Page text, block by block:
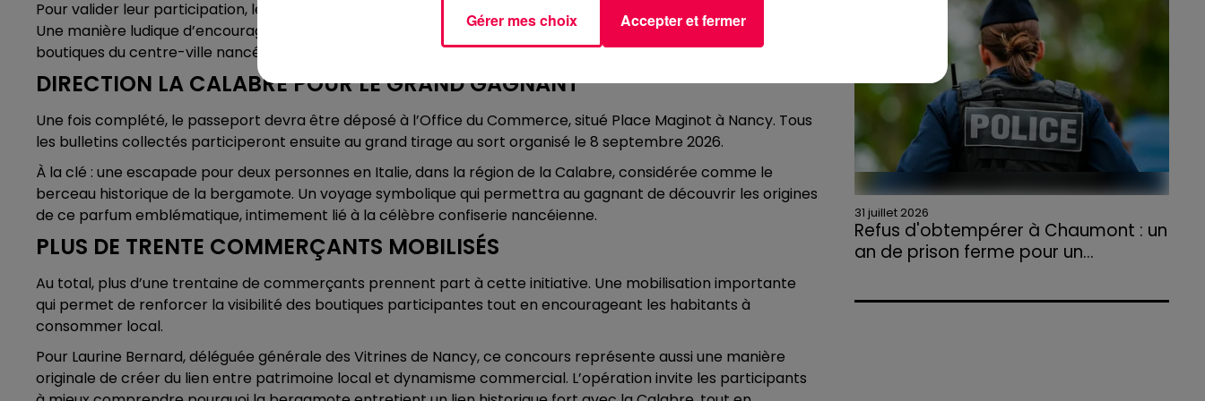
Pour valider leur participation, les joueurs devront réunir 10 tampons provenant de 10 commerces différents.
Une manière ludique d’encourager les visiteurs à parcourir les rues commerçantes et à redécouvrir les
boutiques du centre-ville nancéien.
DIRECTION LA CALABRE POUR LE GRAND GAGNANT
Une fois complété, le passeport devra être déposé à l’Office du Commerce, situé Place Maginot à Nancy. Tous
les bulletins collectés participeront ensuite au grand tirage au sort organisé le 8 septembre 2026.
À la clé : une escapade pour deux personnes en Italie, dans la région de la Calabre, considérée comme le
berceau historique de la bergamote. Un voyage symbolique qui permettra au gagnant de découvrir les origines
de ce parfum emblématique, intimement lié à la célèbre confiserie nancéienne.
PLUS DE TRENTE COMMERÇANTS MOBILISÉS
Au total, plus d’une trentaine de commerçants prennent part à cette initiative. Une mobilisation importante
qui permet de renforcer la visibilité des boutiques participantes tout en encourageant les habitants à
consommer local.
Pour Laurine Bernard, déléguée générale des Vitrines de Nancy, ce concours représente aussi une manière
originale de créer du lien entre patrimoine local et dynamisme commercial. L’opération invite les participants
agriculteurs volontaires pour venir en aide...
31 juillet 2026
Refus d'obtempérer à Chaumont : un
an de prison ferme pour un...
l'annulation de son permis et la confiscation
Gérer mes choix Accepter et fermer